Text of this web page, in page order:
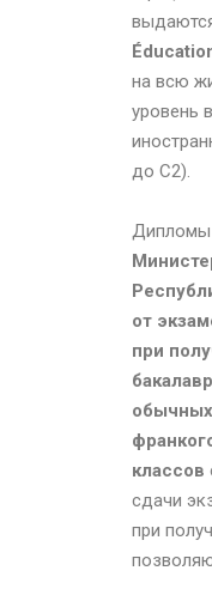
É
на всю
уровень
до C2).
Дипломы
от
при
классов
сдачи
при